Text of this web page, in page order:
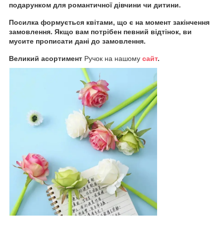
подарунком для романтичної дівчини чи дитини.
Великий асортимент Ручок на нашому сайт.
Посилка формується квітами, що є на момент закінчення
замовлення. Якщо вам потрібен певний відтінок, ви
мусите прописати дані до замовлення.